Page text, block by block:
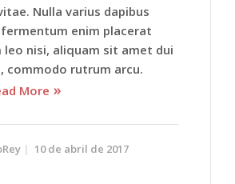
Nulla varius dapibus
enim placerat
leo nisi, aliquam sit amet dui
commodo rutrum arcu.
More
10 de abril de 2017